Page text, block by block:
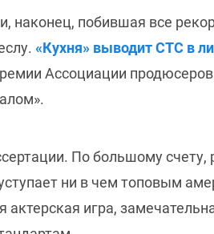
наконец, побившая все
«Кухня» выводит СТС в
Ассоциации
По большому
ни в чем топовым
игра,